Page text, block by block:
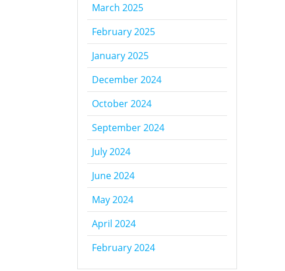
March 2025
February 2025
January 2025
December 2024
October 2024
September 2024
July 2024
June 2024
May 2024
April 2024
February 2024